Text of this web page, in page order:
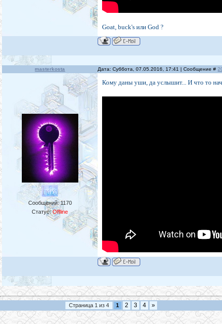
Goat, buck's или God ?
masterkosta Дата: Суббота, 07.05.2016, 17:41 | Сообщение #
Сообщений:1170
Статус:Offline
Кому даны уши, да услышит... И что то
Страница 1 из 4 1 2 3 4 »